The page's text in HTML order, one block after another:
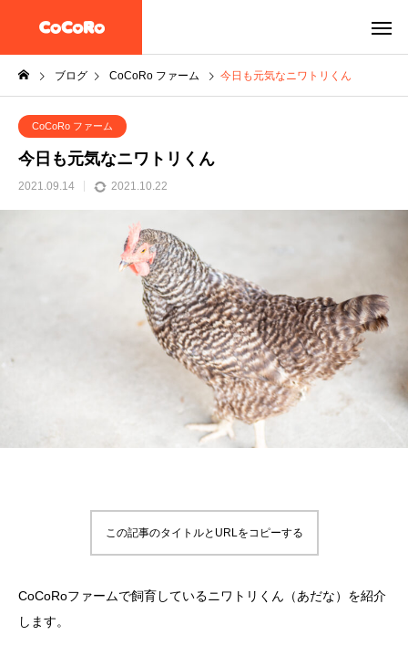
ブログ CoCoRo ファーム 今日も元気なニワトリくん
CoCoRo ファーム
今日も元気なニワトリくん
2021.09.14 2021.10.22
この記事のタイトルとURLをコピーする
CoCoRoファームで飼育しているニワトリくん（あだな）を紹介
します。